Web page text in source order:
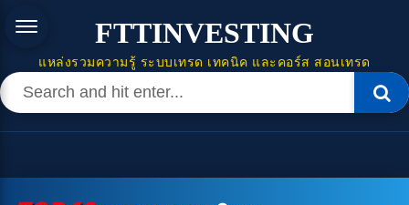
FTTINVESTING
แหล่งรวมความรู้ ระบบเทรด เทคนิค และคอร์ส สอนเทรด